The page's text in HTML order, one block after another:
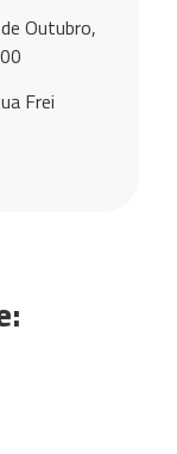
Outubro,
Frei